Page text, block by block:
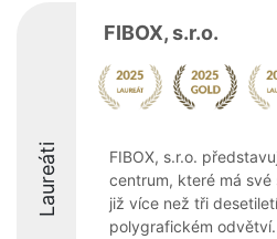
Laureáti
FIBOX, s.r.o.
FIBOX, s.r.o.
centrum, které má své
již více než tři
polygrafickém